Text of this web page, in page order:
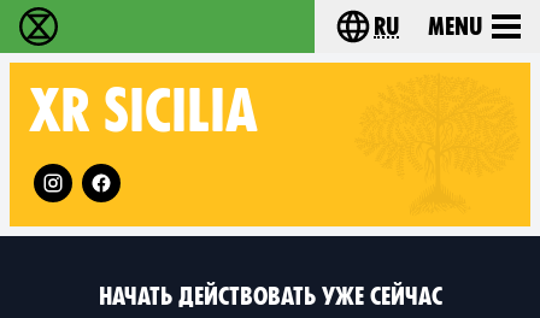
Extinction Rebellion - Home Choose your
ru Menu
XR SICILIA
Follow XR Sicilia on
НАЧАТЬ ДЕЙСТВОВАТЬ УЖЕ СЕЙЧАС